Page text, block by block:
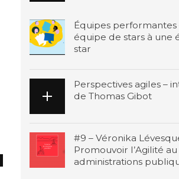
Équipes performantes
équipe de stars à une
star
Perspectives agiles –
de Thomas Gibot
#9 – Véronika
Promouvoir l’Agilité
administrations